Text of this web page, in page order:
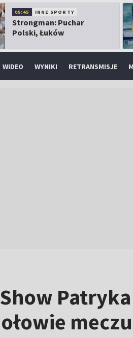
05:45 INNE SPORTY
Strongman: Puchar
Polski, Łuków
WIDEO WYNIKI RETRANSMISJE
meczu